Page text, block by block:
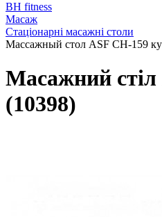
BH fitness
Масаж
Стаціонарні масажні столи
Массажный стол ASF CH-159
Масажний
(10398)